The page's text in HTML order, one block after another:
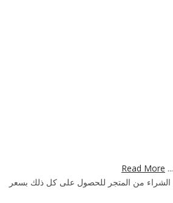
Read More
استخدامه عند الشراء من المتجر للحصول على كل ذلك بسعر